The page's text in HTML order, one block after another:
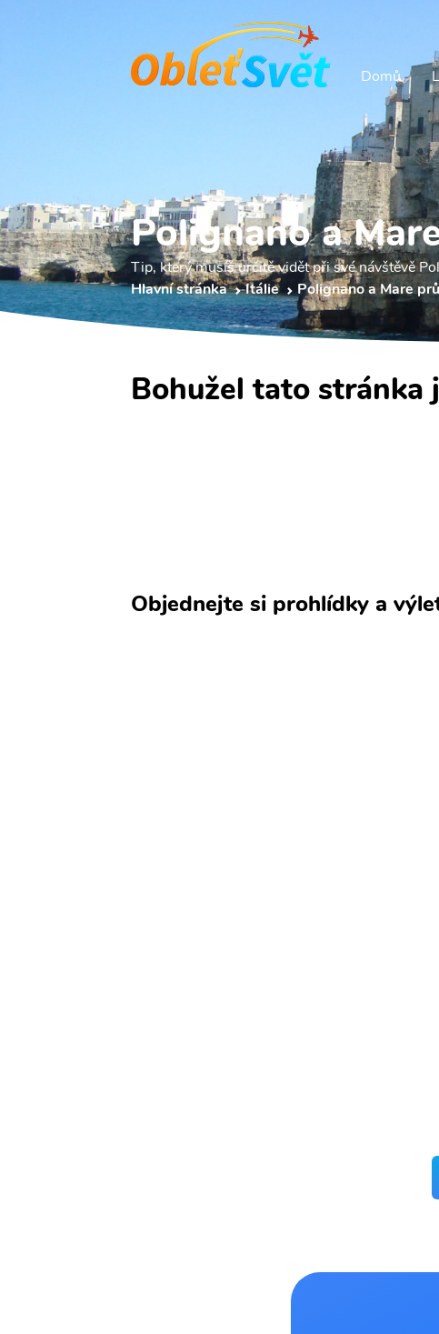
Domů
Polignano a
Tip, který musíš určitě vidět při své návštěvě
Hlavní stránka
Itálie Polignano a Mare
Bohužel tato stránka
Objednejte si prohlídky a